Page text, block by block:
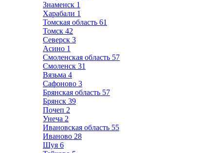
Знаменск 1
Харабали 1
Томская область 61
Томск 42
Северск 3
Асино 1
Смоленская область 57
Смоленск 31
Вязьма 4
Сафоново 3
Брянская область 57
Брянск 39
Почеп 2
Унеча 2
Ивановская область 55
Иваново 28
Шуя 6